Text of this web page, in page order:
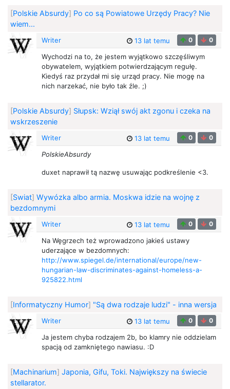
[Polskie Absurdy] Po co są Powiatowe Urzędy Pracy? Nie
wiem...
Writer 13 lat temu 0 0
Wychodzi na to, że jestem wyjątkowo szczęśliwym
obywatelem, wyjątkiem potwierdzającym regułę.
Kiedyś raz przydał mi się urząd pracy. Nie mogę na
nich narzekać, nie było tak źle. ;)
[Polskie Absurdy] Słupsk: Wziął swój akt zgonu i czeka na
wskrzeszenie
Writer 13 lat temu 0 0
PolskieAbsurdy
duxet naprawił tą nazwę usuwając podkreślenie <3.
[Swiat] Wywózka albo armia. Moskwa idzie na wojnę z
bezdomnymi
Writer 13 lat temu 0 0
Na Węgrzech też wprowadzono jakieś ustawy
uderzające w bezdomnych:
http://www.spiegel.de/international/europe/new-
hungarian-law-discriminates-against-homeless-a-
925822.html
[Informatyczny Humor] "Są dwa rodzaje ludzi" - inna wersja
Writer 13 lat temu 0 0
Ja jestem chyba rodzajem 2b, bo klamry nie oddzielam
spacją od zamkniętego nawiasu. :D
[Machinarium] Japonia, Gifu, Toki. Największy na świecie
stellarator.